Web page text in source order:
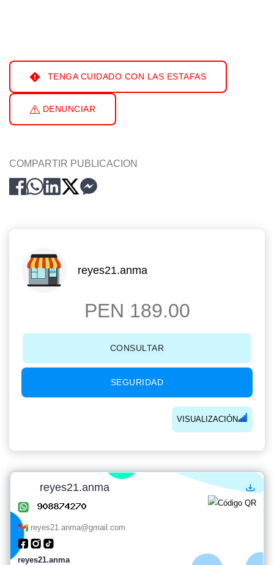
TENGA CUIDADO CON LAS ESTAFAS
DENUNCIAR
COMPARTIR PUBLICACION
reyes21.anma
PEN 189.00
CONSULTAR
SEGURIDAD
VISUALIZACIÓN
reyes21.anma
reyes21.anma@gmail.com
reyes21.anma